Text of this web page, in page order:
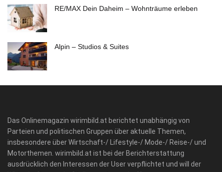
RE/MAX Dein Daheim – Wohnträume erleben
Alpin – Studios & Suites
Das Onlinemagazin wirimbild.at berichtet unabhängig von
Parteien und politischen Gruppen über aktuelle Themen,
insbesondere über Wirtschaft-/ Lifestyle-/ Mode-/ Reise-/ und
Motorthemen. wirimbild.at ist bei der Berichterstattung
ausdrücklich den Interessen der User verpflichtet und will der